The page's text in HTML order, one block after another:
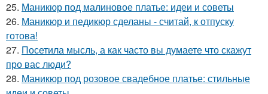
25. Маникюр под малиновое платье: идеи и советы
26. Маникюр и педикюр сделаны - считай, к отпуску
готова!
27. Посетила мысль, а как часто вы думаете что скажут
про вас люди?
28. Маникюр под розовое свадебное платье: стильные